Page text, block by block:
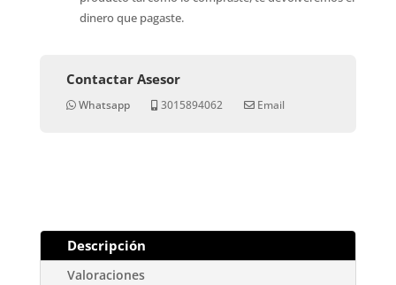
dinero que pagaste.
Contactar Asesor
Whatsapp 3015894062 Email
Descripción
Valoraciones